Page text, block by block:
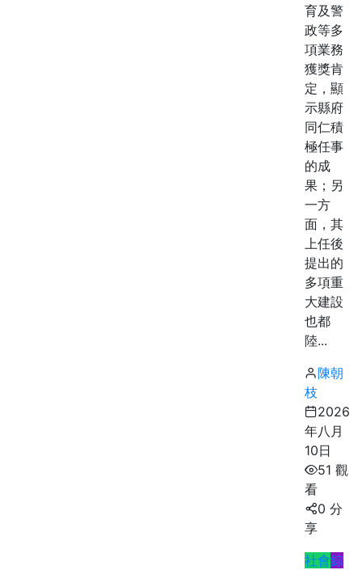
育及警
政等多
項業務
獲獎肯
定，顯
示縣府
同仁積
極任事
的成
果；另
一方
面，其
上任後
提出的
多項重
大建設
也都
陸...
陳朝
枝
2026
年八月
10日
51 觀
看
0 分
享
社會綜